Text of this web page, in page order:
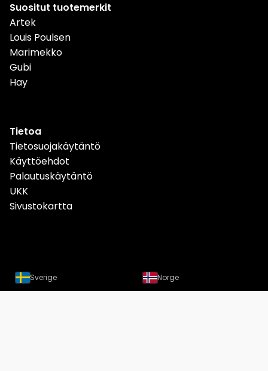
Suositut tuotemerkit
Artek
Louis Poulsen
Marimekko
Gubi
Hay
Tietoa
Tietosuojakäytäntö
Käyttöehdot
Palautuskäytäntö
UKK
Sivustokartta
Sverige Norge